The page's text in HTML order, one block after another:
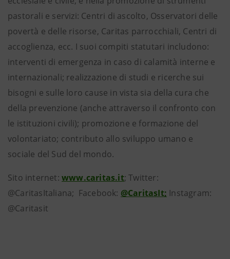
pastorali e servizi: Centri di ascolto, Osservatori delle
povertà e delle risorse, Caritas parrocchiali, Centri di
accoglienza, ecc. I suoi compiti statutari includono:
interventi di emergenza in caso di calamità interne e
internazionali; realizzazione di studi e ricerche sui
bisogni e sulle loro cause in vista sia della cura che
della prevenzione (anche attraverso il confronto con
le istituzioni civili); promozione e formazione del
volontariato; contributo allo sviluppo umano e
sociale del Sud del mondo.
Sito internet: www.caritas.it; Twitter:
@CaritasItaliana; Facebook: @CaritasIt; Instagram:
@Caritasit